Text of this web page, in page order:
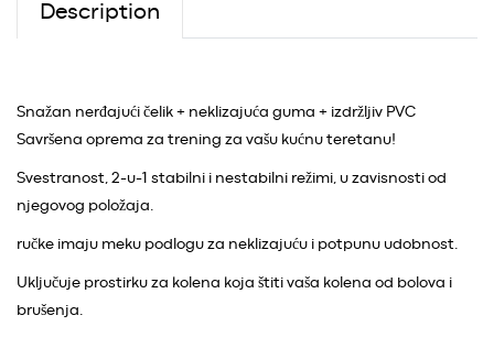
Description
Snažan nerđajući čelik + neklizajuća guma + izdržljiv PVC
Savršena oprema za trening za vašu kućnu teretanu!
Svestranost, 2-u-1 stabilni i nestabilni režimi, u zavisnosti od
njegovog položaja.
ručke imaju meku podlogu za neklizajuću i potpunu udobnost.
Uključuje prostirku za kolena koja štiti vaša kolena od bolova i
brušenja.